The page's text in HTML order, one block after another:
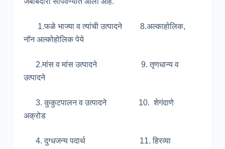
1.फळे भाज्या व त्यांची उत्पादने 8.अल्काहोलिक,
नॉन अल्कोहोलिक पेये
2.मांस व मांस उत्पादने 9. तृणधान्य व
उत्पादने
3. कुकुटपालन व उत्पादने 10. शेगंदाणे
अक्रोड
4. दुग्धजन्य पदार्थ 11. ‍हिरव्या